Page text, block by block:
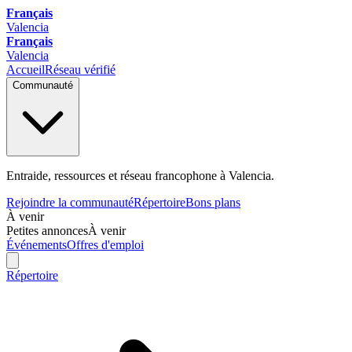
Français
Valencia
Français
Valencia
AccueilRéseau vérifié
Communauté
Entraide, ressources et réseau francophone à Valencia.
Rejoindre la communautéRépertoireBons plans
À venir
Petites annoncesÀ venir
ÉvénementsOffres d'emploi
Répertoire